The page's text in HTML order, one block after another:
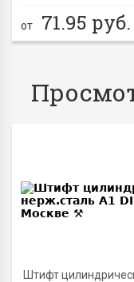
от 71.95 руб.
Штифт